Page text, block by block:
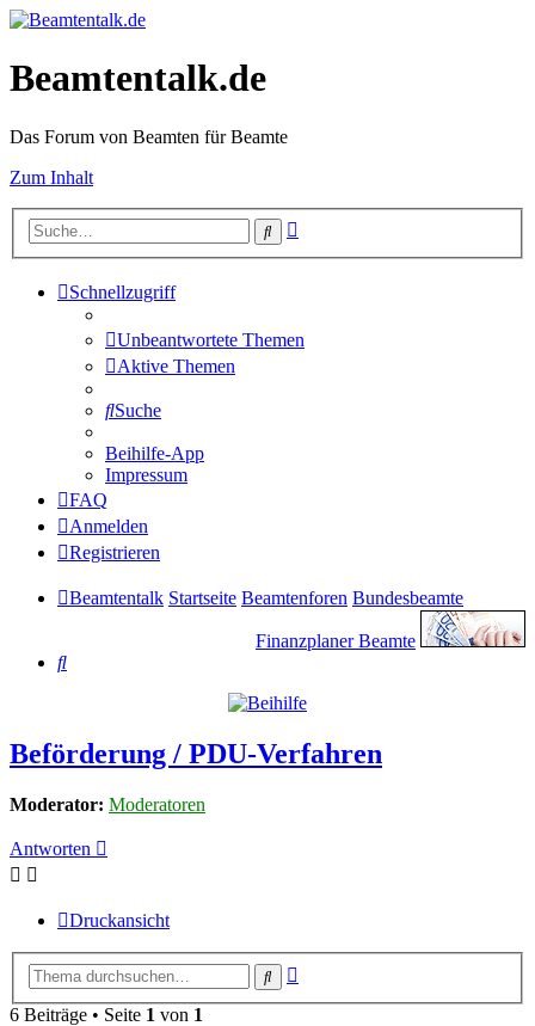
Beamtentalk.de
Das Forum von Beamten für Beamte
Zum Inhalt
Suche
Schnellzugriff
Unbeantwortete Themen
Aktive Themen
Suche
Beihilfe-App
Impressum
FAQ
Anmelden
Registrieren
Beamtentalk Startseite Beamtenforen Bundesbeamte
Finanzplaner Beamte
Suche
Beförderung / PDU-Verfahren
Moderator: Moderatoren
Antworten
Druckansicht
Suche
6 Beiträge • Seite 1 von 1